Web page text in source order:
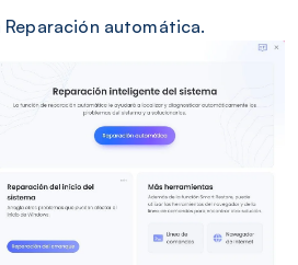
Reparación automática.